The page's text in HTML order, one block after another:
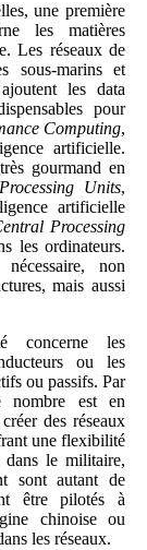
une première
les matières
Les réseaux de
sous-marins et
les data
pour
Computing,
artificielle.
gourmand en
Units,
artificielle
Processing
les ordinateurs.
non
mais aussi
concerne les
ou les
ou passifs. Par
nombre est en
des réseaux
une flexibilité
dans le militaire,
sont autant de
être pilotés à
chinoise ou
les réseaux.